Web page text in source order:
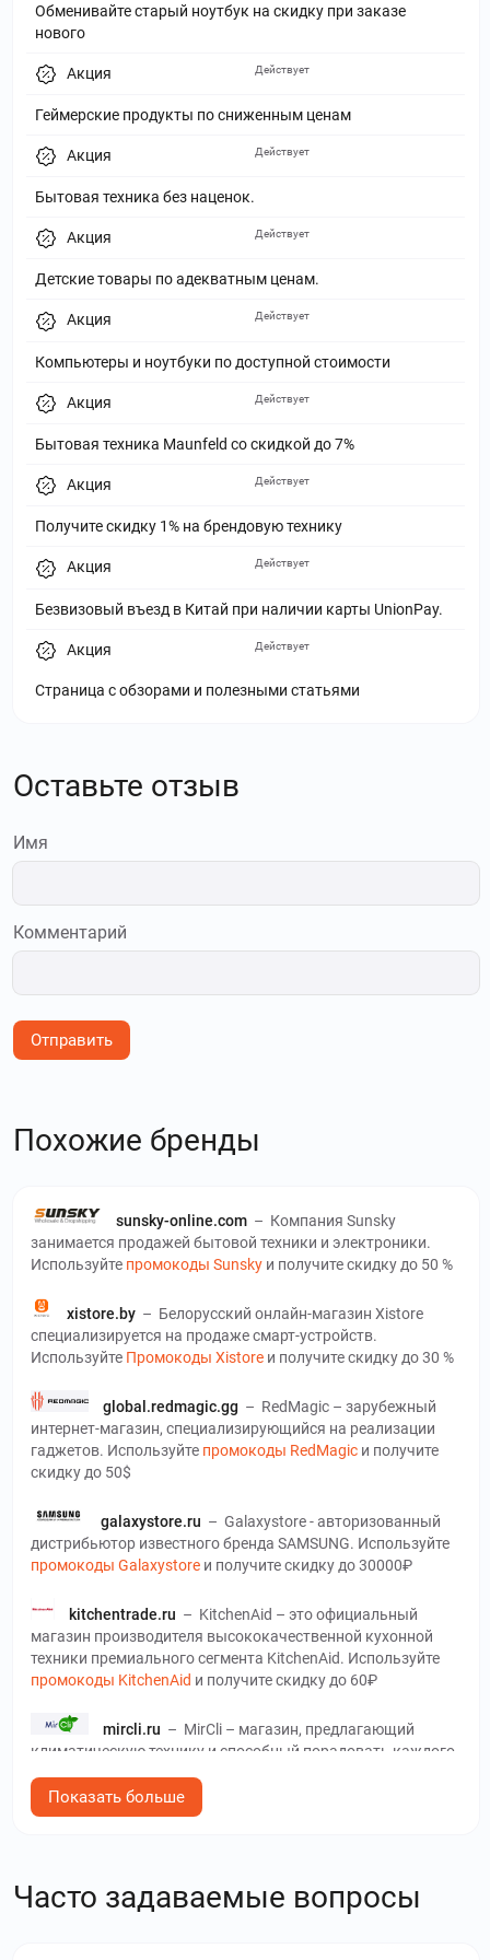
Обменивайте старый ноутбук на скидку при заказе
нового
Акция
Геймерские продукты по сниженным ценам
Действует
Акция
Бытовая техника без наценок.
Действует
Акция
Детские товары по адекватным ценам.
Действует
Акция
Компьютеры и ноутбуки по доступной стоимости
Действует
Акция
Бытовая техника Maunfeld со скидкой до 7%
Действует
Акция
Получите скидку 1% на брендовую технику
Действует
Акция
Безвизовый въезд в Китай при наличии карты UnionPay.
Действует
Акция
Страница с обзорами и полезными статьями
Действует
Оставьте отзыв
Имя
Комментарий
Отправить
Похожие бренды
sunsky-online.com – Компания Sunsky
занимается продажей бытовой техники и электроники.
Используйте промокоды Sunsky и получите скидку до 50 %
xistore.by – Белорусский онлайн-магазин Xistore
специализируется на продаже смарт-устройств.
Используйте Промокоды Xistore и получите скидку до 30 %
global.redmagic.gg – RedMagic – зарубежный
интернет-магазин, специализирующийся на реализации
гаджетов. Используйте промокоды RedMagic и получите
скидку до 50$
galaxystore.ru –Galaxystore - авторизованный
дистрибьютор известного бренда SAMSUNG. Используйте
промокоды Galaxystore и получите скидку до 30000₽
kitchentrade.ru – KitchenAid – это официальный
магазин производителя высококачественной кухонной
техники премиального сегмента KitchenAid. Используйте
промокоды KitchenAid и получите скидку до 60₽
mircli.ru – MirCli – магазин, предлагающий
климатическую технику и способный порадовать каждого
до 50 %
Используйтепромокоды Weissgauff
и получите скидку до
40%
Показать больше
Часто задаваемые вопросы